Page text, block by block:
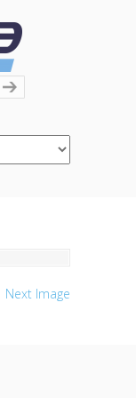
Next Image